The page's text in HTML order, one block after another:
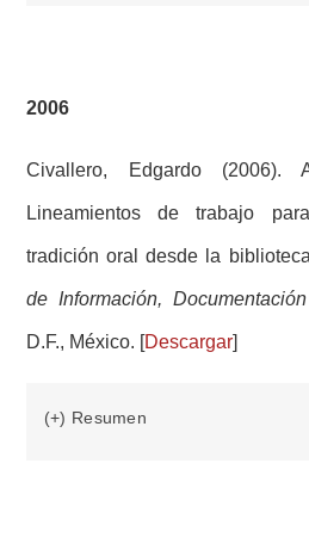
2006
Civallero, Edgardo (2006).
Lineamientos de trabajo
tradición oral desde la
de Información,
D.F., México. [Descargar]
(+) Resumen